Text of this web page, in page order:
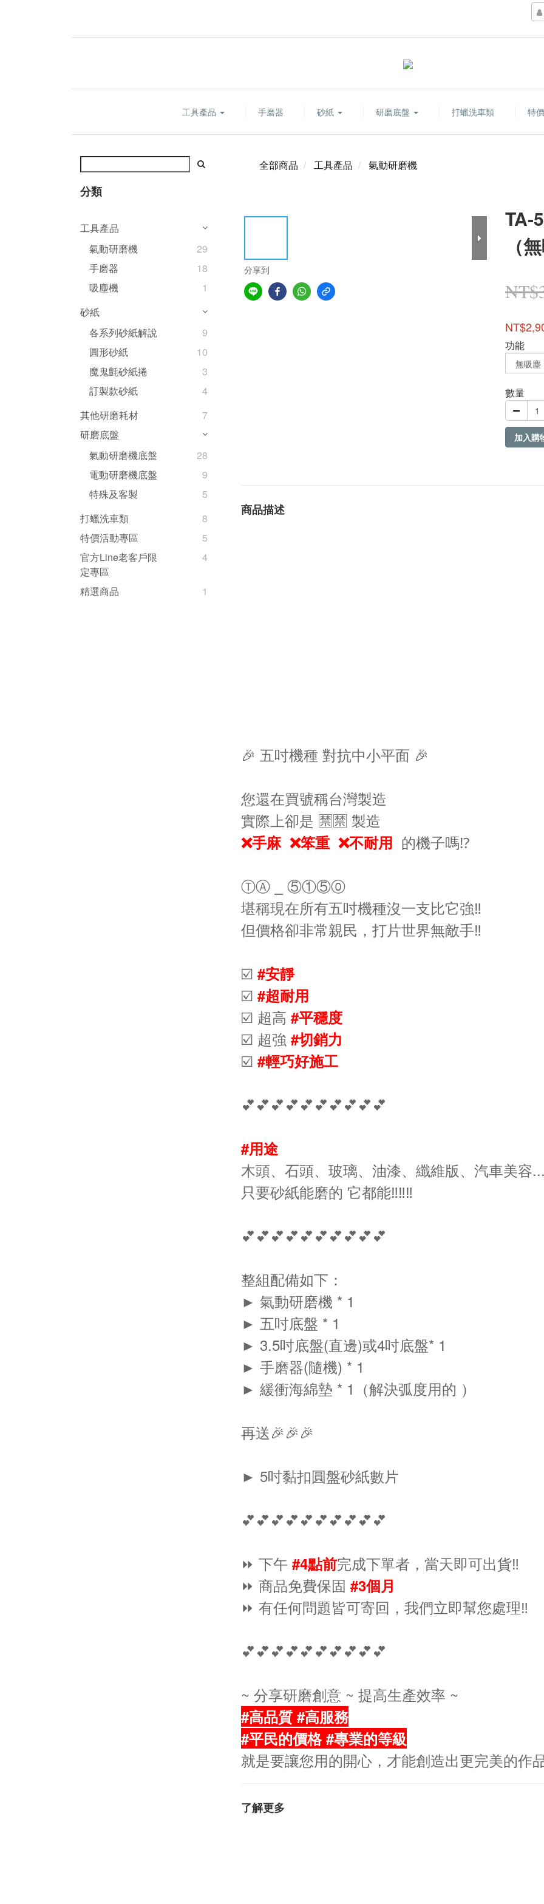
工具產品 手磨器 砂紙 研磨底盤 打蠟洗車類 特
分類
工具產品
氣動研磨機
29
手磨器
18
吸塵機
1
砂紙
各系列砂紙解說
9
圓形砂紙
10
魔鬼氈砂紙捲
3
訂製款砂紙
4
其他研磨耗材
7
研磨底盤
氣動研磨機底盤
28
電動研磨機底盤
9
特殊及客製
5
打蠟洗車類
8
特價活動專區
5
官方Line老客戶限
定專區
4
精選商品 1
全部商品 工具產品 氣動研磨機
分享到
TA-
（
功能
數量
加入購
商品描述
🎉 五吋機種 對抗中小平面 🎉
您還在買號稱台灣製造
實際上卻是 🈲🈲 製造
❌手麻 ❌笨重 ❌不耐用 的機子嗎⁉️
ⓉⒶ ⎯ ⑤①⑤⓪
堪稱現在所有五吋機種沒一支比它強‼️
但價格卻非常親民，打片世界無敵手‼️
☑️ #安靜
☑️ #超耐用
☑️ 超高 #平穩度
☑️ 超強 #切銷力
☑️ #輕巧好施工
💕💕💕💕💕💕💕💕💕💕
#用途
木頭、石頭、玻璃、油漆、纖維版、汽車美容
只要砂紙能磨的 它都能‼️‼️‼️
💕💕💕💕💕💕💕💕💕💕
整組配備如下：
► 氣動研磨機 * 1
► 五吋底盤 * 1
► 3.5吋底盤(直邊)或4吋底盤* 1
► 手磨器(隨機) * 1
► 緩衝海綿墊 * 1（解決弧度用的 ）
再送🎉🎉🎉
► 5吋黏扣圓盤砂紙數片
💕💕💕💕💕💕💕💕💕💕
⏩ 下午 #4點前完成下單者，當天即可出貨‼️
⏩ 商品免費保固 #3個月
⏩ 有任何問題皆可寄回，我們立即幫您處理‼️
💕💕💕💕💕💕💕💕💕💕
~ 分享研磨創意 ~ 提高生產效率 ~
#高品質 #高服務
#平民的價格 #專業的等級
就是要讓您用的開心，才能創造出更完美的作
了解更多